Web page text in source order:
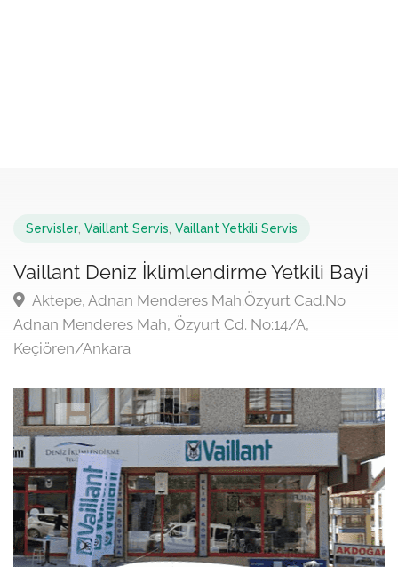
Servisler Vaillant Servis Vaillant Yetkili Servis
Vaillant Deniz İklimlendirme Yetkili Bayi
Aktepe, Adnan Menderes Mah.Özyurt Cad.No
Adnan Menderes Mah, Özyurt Cd. No:14/A,
Keçiören/Ankara